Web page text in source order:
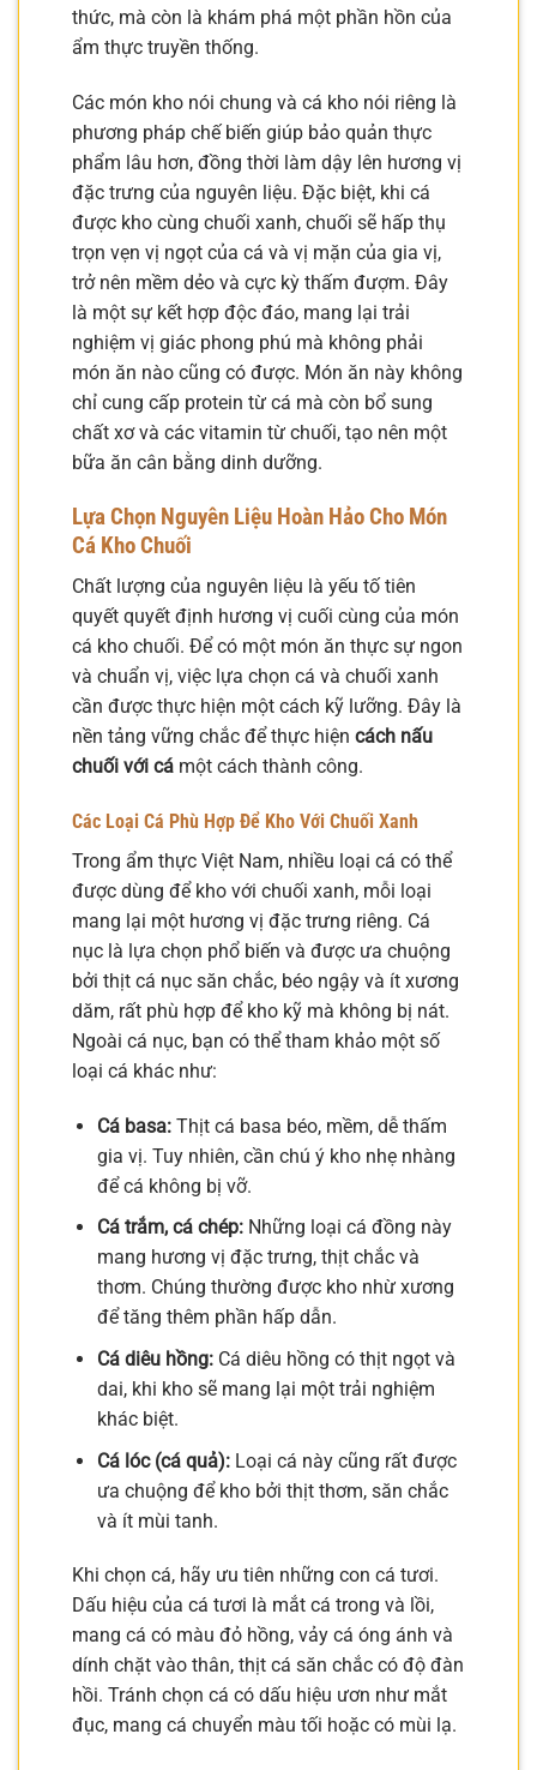
thức, mà còn là khám phá một phần hồn của
ẩm thực truyền thống.
Các món kho nói chung và cá kho nói riêng là
phương pháp chế biến giúp bảo quản thực
phẩm lâu hơn, đồng thời làm dậy lên hương vị
đặc trưng của nguyên liệu. Đặc biệt, khi cá
được kho cùng chuối xanh, chuối sẽ hấp thụ
trọn vẹn vị ngọt của cá và vị mặn của gia vị,
trở nên mềm dẻo và cực kỳ thấm đượm. Đây
là một sự kết hợp độc đáo, mang lại trải
nghiệm vị giác phong phú mà không phải
món ăn nào cũng có được. Món ăn này không
chỉ cung cấp protein từ cá mà còn bổ sung
chất xơ và các vitamin từ chuối, tạo nên một
bữa ăn cân bằng dinh dưỡng.
Lựa Chọn Nguyên Liệu Hoàn Hảo Cho Món
Cá Kho Chuối
Chất lượng của nguyên liệu là yếu tố tiên
quyết quyết định hương vị cuối cùng của món
cá kho chuối. Để có một món ăn thực sự ngon
và chuẩn vị, việc lựa chọn cá và chuối xanh
cần được thực hiện một cách kỹ lưỡng. Đây là
nền tảng vững chắc để thực hiện cách nấu
chuối với cá một cách thành công.
Các Loại Cá Phù Hợp Để Kho Với Chuối Xanh
Trong ẩm thực Việt Nam, nhiều loại cá có thể
được dùng để kho với chuối xanh, mỗi loại
mang lại một hương vị đặc trưng riêng. Cá
nục là lựa chọn phổ biến và được ưa chuộng
bởi thịt cá nục săn chắc, béo ngậy và ít xương
dăm, rất phù hợp để kho kỹ mà không bị nát.
Ngoài cá nục, bạn có thể tham khảo một số
loại cá khác như:
Cá basa:Thịt cá basa béo, mềm, dễ thấm
gia vị. Tuy nhiên, cần chú ý kho nhẹ nhàng
để cá không bị vỡ.
Cá trắm, cá chép:Những loại cá đồng này
mang hương vị đặc trưng, thịt chắc và
thơm. Chúng thường được kho nhừ xương
để tăng thêm phần hấp dẫn.
Cá diêu hồng:Cá diêu hồng có thịt ngọt và
dai, khi kho sẽ mang lại một trải nghiệm
khác biệt.
Cá lóc (cá quả):Loại cá này cũng rất được
ưa chuộng để kho bởi thịt thơm, săn chắc
và ít mùi tanh.
Khi chọn cá, hãy ưu tiên những con cá tươi.
Dấu hiệu của cá tươi là mắt cá trong và lồi,
mang cá có màu đỏ hồng, vảy cá óng ánh và
dính chặt vào thân, thịt cá săn chắc có độ đàn
hồi. Tránh chọn cá có dấu hiệu ươn như mắt
đục, mang cá chuyển màu tối hoặc có mùi lạ.